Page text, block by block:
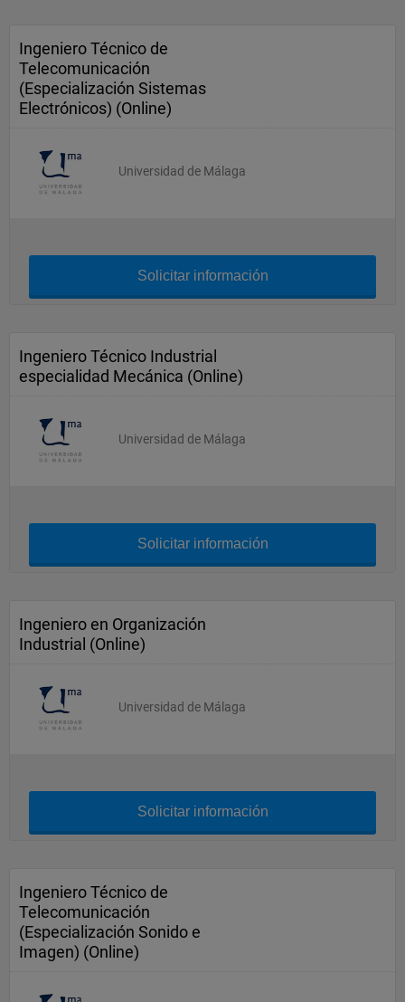
Ingeniero Técnico de
Telecomunicación
(Especialización Sistemas
Electrónicos) (Online)
Universidad de Málaga
Solicitar información
Ingeniero Técnico Industrial
especialidad Mecánica (Online)
Universidad de Málaga
Solicitar información
Ingeniero en Organización
Industrial (Online)
Universidad de Málaga
Solicitar información
Ingeniero Técnico de
Telecomunicación
(Especialización Sonido e
Imagen) (Online)